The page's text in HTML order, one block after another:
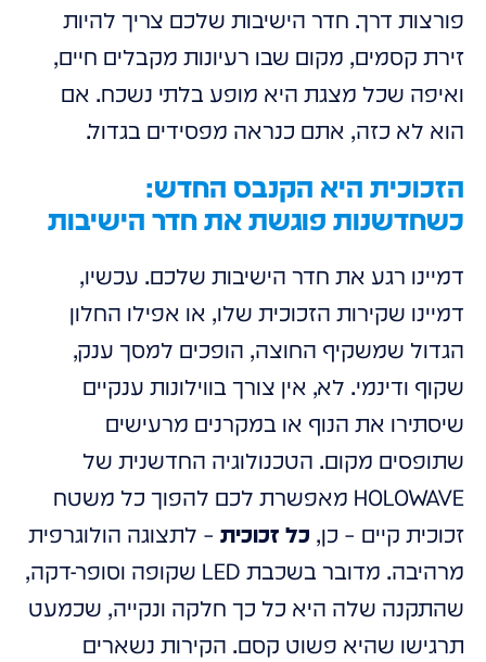
פורצות דרך. חדר הישיבות שלכם צריך להיות
זירת קסמים, מקום שבו רעיונות מקבלים חיים,
ואיפה שכל מצגת היא מופע בלתי נשכח. אם
הוא לא כזה, אתם כנראה מפסידים בגדול.
הזכוכית היא הקנבס החדש:
כשחדשנות פוגשת את חדר הישיבות
דמיינו רגע את חדר הישיבות שלכם. עכשיו,
דמיינו שקירות הזכוכית שלו, או אפילו החלון
הגדול שמשקיף החוצה, הופכים למסך ענק,
שקוף ודינמי. לא, אין צורך בווילונות ענקיים
שיסתירו את הנוף או במקרנים מרעישים
שתופסים מקום. הטכנולוגיה החדשנית של
HOLOWAVE מאפשרת לכם להפוך כל משטח
זכוכית קיים – כן, כל זכוכית – לתצוגה הולוגרפית
מרהיבה. מדובר בשכבת LED שקופה וסופר-דקה,
שהתקנה שלה היא כל כך חלקה ונקייה, שכמעט
תרגישו שהיא פשוט קסם. הקירות נשארים